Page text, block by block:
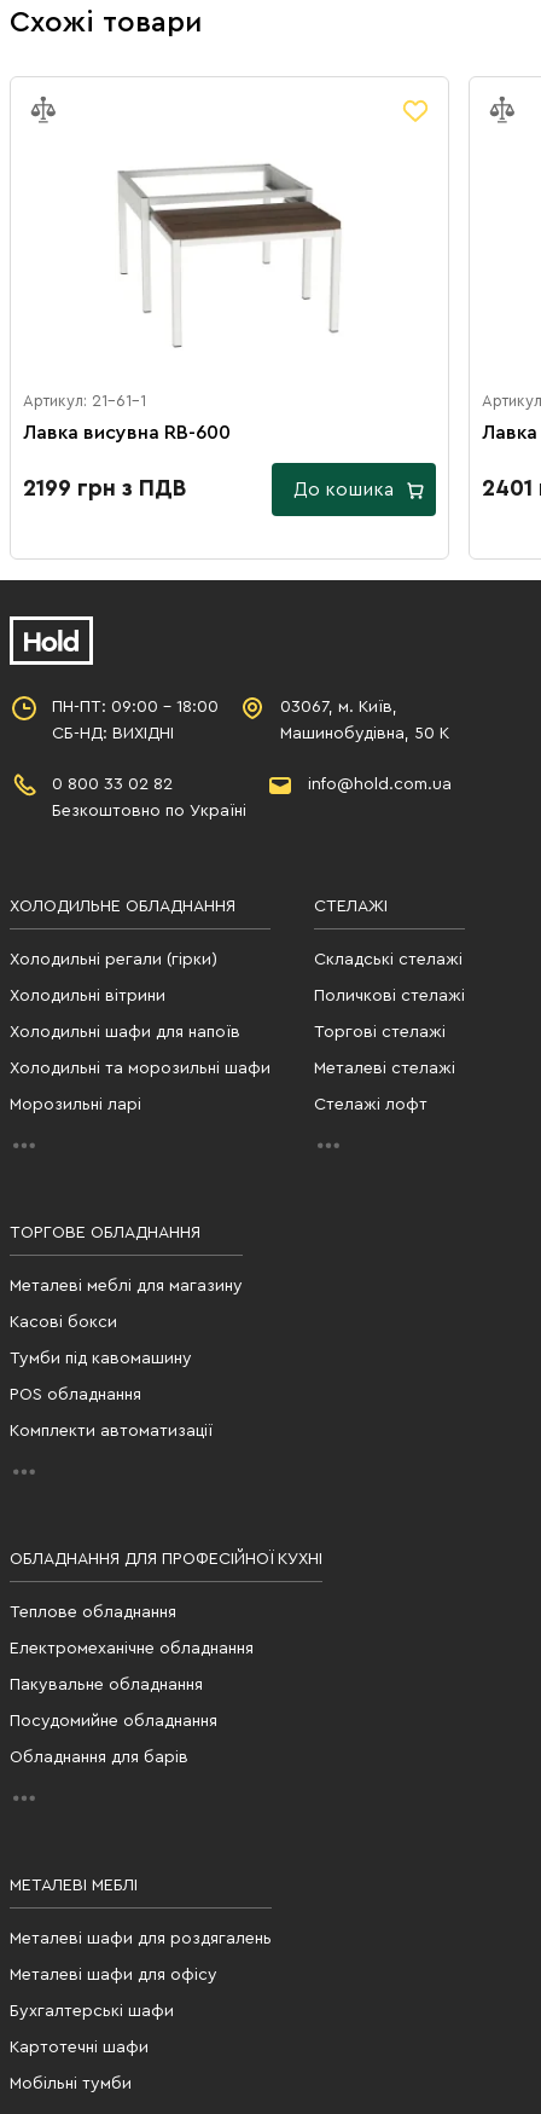
Схожі товари
Артикул: 21-61-1
Лавка висувна RB-600
2199 грн з ПДВ До кошика
Лавка
2401
ПН-ПТ: 09:00 - 18:00
СБ-НД: ВИХІДНІ
03067, м. Київ,
Машинобудівна, 50 К
0 800 33 02 82
Безкоштовно по Україні
info@hold.com.ua
ХОЛОДИЛЬНЕ ОБЛАДНАННЯ
Холодильні регали (гірки)
Холодильні вітрини
Холодильні шафи для напоїв
Холодильні та морозильні шафи
Морозильні ларі
СТЕЛАЖІ
Складські стелажі
Поличкові стелажі
Торгові стелажі
Металеві стелажі
Стелажі лофт
ТОРГОВЕ ОБЛАДНАННЯ
Металеві меблі для магазину
Касові бокси
Тумби під кавомашину
POS обладнання
Комплекти автоматизації
ОБЛАДНАННЯ ДЛЯ ПРОФЕСІЙНОЇ КУХНІ
Теплове обладнання
Електромеханічне обладнання
Пакувальне обладнання
Посудомийне обладнання
Обладнання для барів
МЕТАЛЕВІ МЕБЛІ
Металеві шафи для роздягалень
Металеві шафи для офісу
Бухгалтерські шафи
Картотечні шафи
Мобільні тумби